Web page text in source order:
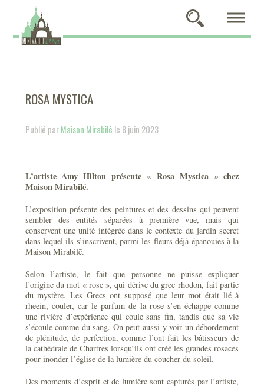
ROSA MYSTICA
Publié parMaison Mirabilē le 8 juin 2023
L’artiste Amy Hilton présente « Rosa Mystica » chez
Maison Mirabilé.
L’exposition présente des peintures et des dessins qui peuvent
sembler des entités séparées à première vue, mais qui
conservent une unité intégrée dans le contexte du jardin secret
dans lequel ils s’inscrivent, parmi les fleurs déjà épanouies à la
Maison Mirabilē.
Selon l’artiste, le fait que personne ne puisse expliquer
l’origine du mot « rose », qui dérive du grec rhodon, fait partie
du mystère. Les Grecs ont supposé que leur mot était lié à
rheein, couler, car le parfum de la rose s’en échappe comme
une rivière d’expérience qui coule sans fin, tandis que sa vie
s’écoule comme du sang. On peut aussi y voir un débordement
de plénitude, de perfection, comme l’ont fait les bâtisseurs de
la cathédrale de Chartres lorsqu’ils ont créé les grandes rosaces
pour inonder l’église de la lumière du coucher du soleil.
Des moments d’esprit et de lumière sont capturés par l’artiste,